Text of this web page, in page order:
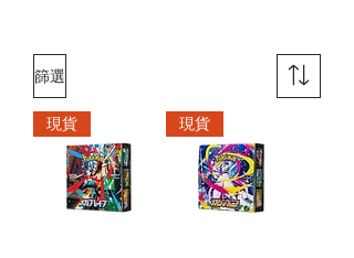
篩選
現貨 現貨